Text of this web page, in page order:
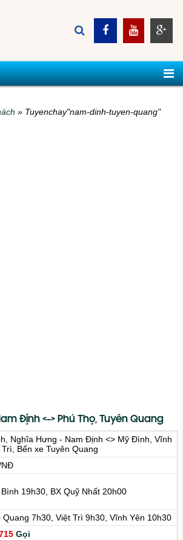
» Tuyenchay"nam-dinh-tuyen-quang"
Định <-> Phú Thọ, Tuyên Quang
Nghĩa Hưng - Nam Định <> Mỹ Đình, Vĩnh
Bến xe Tuyên Quang
19h30, BX Quỹ Nhất 20h00
Quang 7h30, Việt Trì 9h30, Vĩnh Yên 10h30
Gọi